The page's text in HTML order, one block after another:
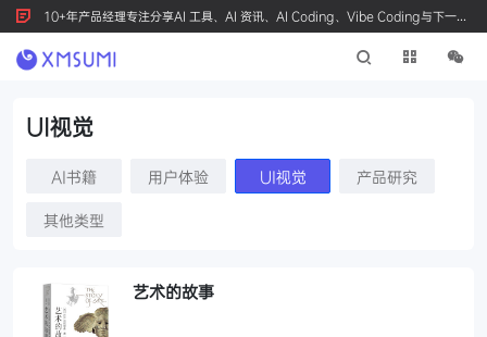
10+年产品经理专注分享AI 工具、AI 资讯、AI Coding、Vibe Coding与下一代
产品创新，按 Ctrl+D 收藏我们
UI视觉
AI书籍 用户体验 UI视觉 产品研究
其他类型
艺术的故事